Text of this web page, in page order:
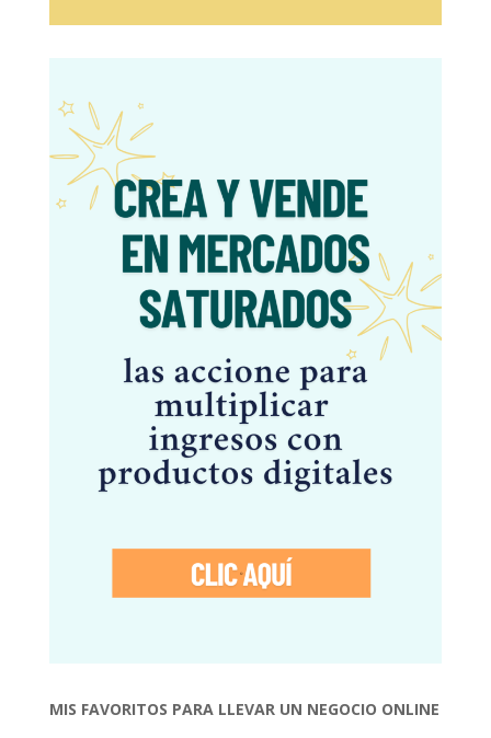
MIS FAVORITOS PARA LLEVAR UN NEGOCIO ONLINE